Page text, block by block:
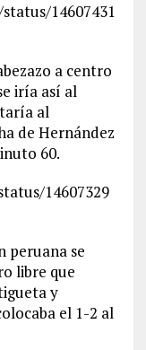
14607431
a centro
iría así al
al
de Hernández
60.
14607329
peruana se
libre que
y
el 1-2 al